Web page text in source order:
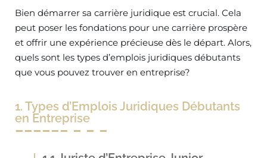
Bien démarrer sa carrière juridique est crucial. Cela
peut poser les fondations pour une carrière prospère
et offrir une expérience précieuse dès le départ. Alors,
quels sont les types d’emplois juridiques débutants
que vous pouvez trouver en entreprise?
1. Types d’Emplois Juridiques Débutants
en Entreprise